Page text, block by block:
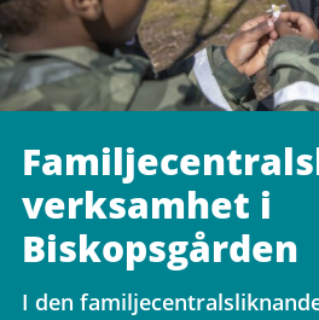
verksamhet i
Biskopsgården
I den